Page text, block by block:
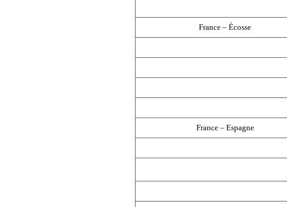
France – Écosse
France – Espagne